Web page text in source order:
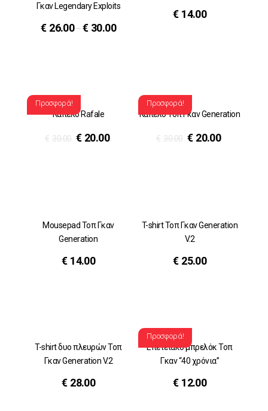
Γκαν Legendary Exploits
€ 26.00–€ 30.00
€ 14.00
Προσφορά!
Καπέλο Rafale
€ 30.00 € 20.00
Προσφορά!
Καπέλο Τοπ Γκαν Generation
€ 30.00 € 20.00
Mousepad Τοπ Γκαν
Generation
€ 14.00
T-shirt Τοπ Γκαν Generation
V.2
€ 25.00
T-shirt δυο πλευρών Τοπ
Γκαν Generation V.2
€ 28.00
Προσφορά!
Επετειακο μπρελόκ Τοπ
Γκαν “40 χρόνια”
€ 12.00